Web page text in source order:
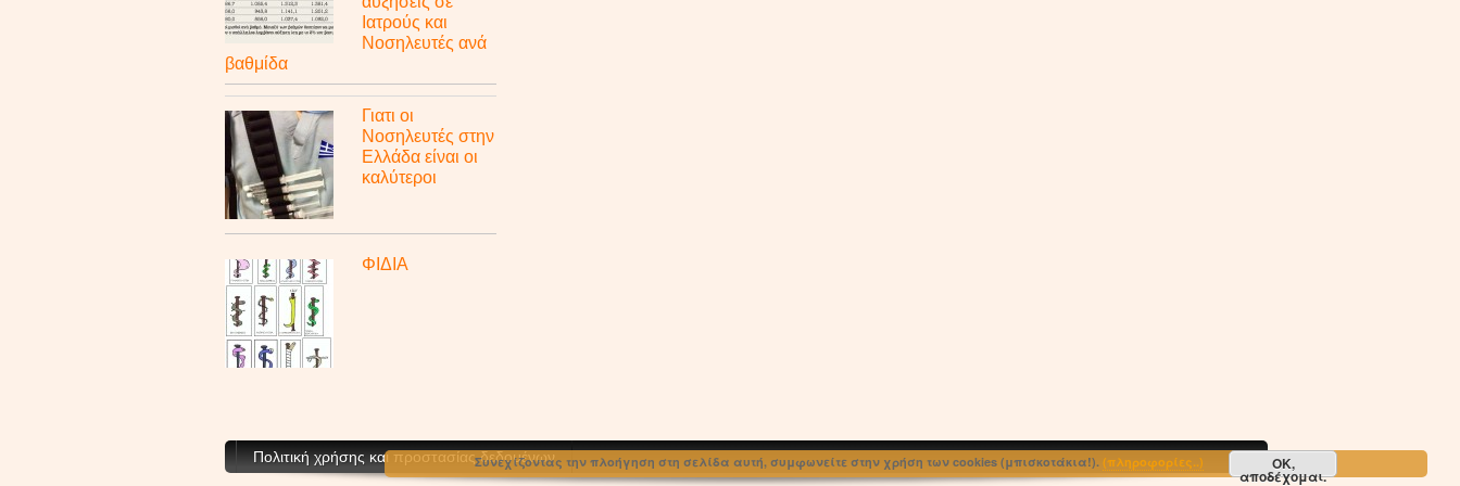
Ιατρούς και
Νοσηλευτές ανά
βαθμίδα
Γιατι οι
Νοσηλευτές στην
Ελλάδα είναι οι
καλύτεροι
ΦΙΔΙΑ
Πολιτική χρήσης και προστασίας δεδομένωνΣυνεχίζοντας την πλοήγηση στη σελίδα αυτή, συμφωνείτε στην χρήση των cookies (μπισκοτάκια!). (πληροφορίες..) ΟΚ,
αποδέχομαι.